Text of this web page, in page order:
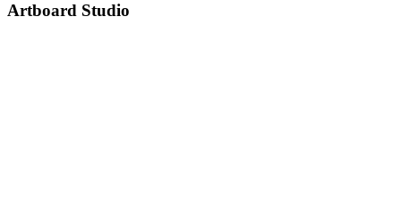
Artboard Studio